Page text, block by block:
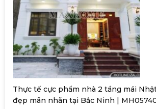
Thực tế cực phẩm nhà 2 tầng mái
đẹp mãn nhãn tại Bắc Ninh |